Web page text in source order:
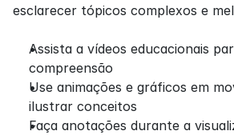
esclarecer tópicos complexos e
Assista a vídeos educacionais
compreensão
Use animações e gráficos em
ilustrar conceitos
Faça anotações durante a